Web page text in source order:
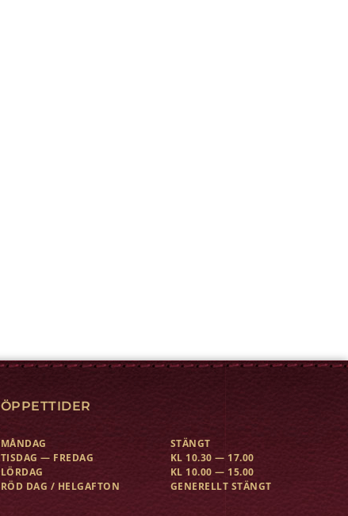
ÖPPETTIDER
MÅNDAG
TISDAG — FREDAG
LÖRDAG
RÖD DAG / HELGAFTON
STÄNGT
KL 10.30 — 17.00
KL 10.00 — 15.00
GENERELLT STÄNGT